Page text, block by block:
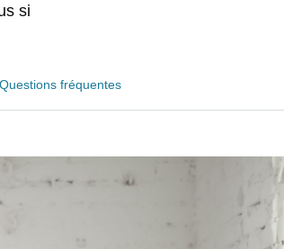
si
Questions fréquentes